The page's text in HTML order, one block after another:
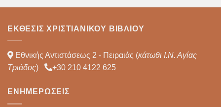
ΈΚΘΕΣΙΣ ΧΡΙΣΤΙΑΝΙΚΟΎ ΒΙΒΛΊΟΥ
Εθνικής Αντιστάσεως 2 - Πειραιάς (κάτωθι Ι.Ν. Αγίας
Τριάδος) +30 210 4122 625
ΕΝΗΜΕΡΏΣΕΙΣ